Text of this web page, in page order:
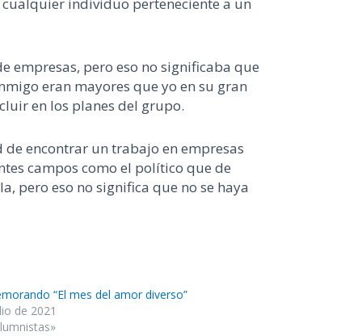
empresas, pero eso no significaba que
eran mayores que yo en su gran
en los planes del grupo.
encontrar un trabajo en empresas
campos como el político que de
pero eso no significa que no se haya
“El mes del amor diverso”
de 2021